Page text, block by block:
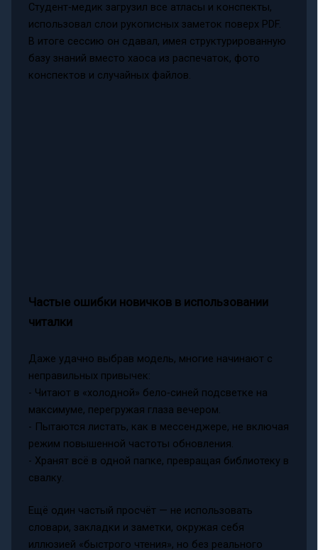
Студент‑медик загрузил все атласы и конспекты,
использовал слои рукописных заметок поверх PDF.
В итоге сессию он сдавал, имея структурированную
базу знаний вместо хаоса из распечаток, фото
конспектов и случайных файлов.
Частые ошибки новичков в использовании
читалки
Даже удачно выбрав модель, многие начинают с
неправильных привычек:
- Читают в «холодной» бело‑синей подсветке на
максимуме, перегружая глаза вечером.
- Пытаются листать, как в мессенджере, не включая
режим повышенной частоты обновления.
- Хранят всё в одной папке, превращая библиотеку в
свалку.
Ещё один частый просчёт — не использовать
словари, закладки и заметки, окружая себя
иллюзией «быстрого чтения», но без реального